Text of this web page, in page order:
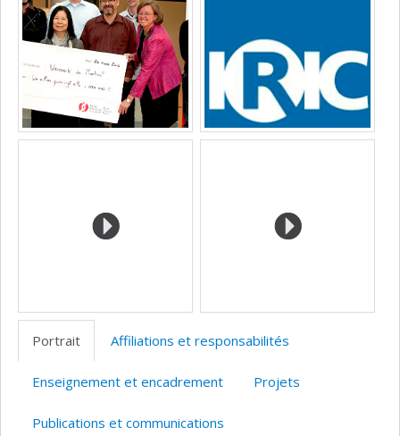
Portrait Affiliations et responsabilités
Enseignement et encadrement Projets
Publications et communications